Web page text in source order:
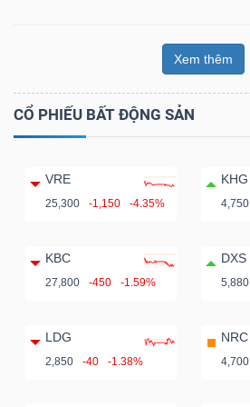
Xem thêm
CỔ PHIẾU BẤT ĐỘNG SẢN
VRE
25,300 -1,150 -4.35%
KHG
4,750
KBC
27,800 -450 -1.59%
DXS
5,880
LDG
2,850 -40 -1.38%
NRC
4,700